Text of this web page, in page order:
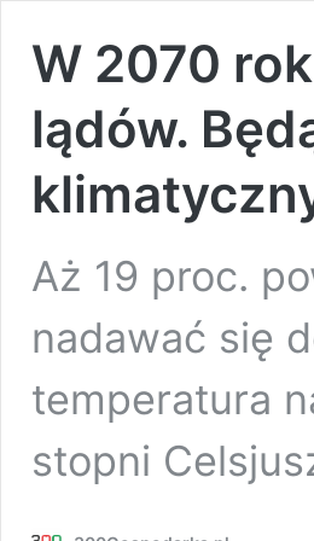
W 2070
lądów.
Aż 19 proc.
nadawać się
temperatura
stopni